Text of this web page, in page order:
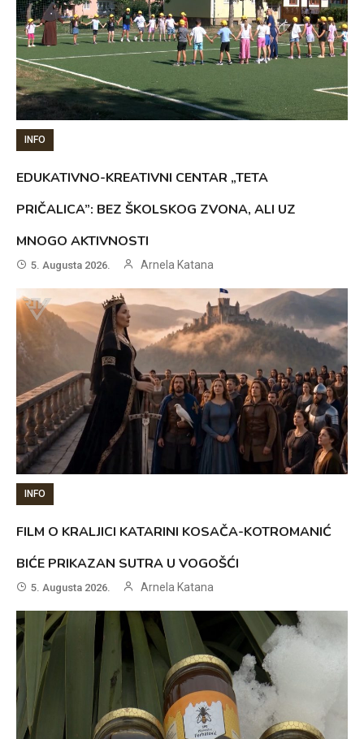
INFO
EDUKATIVNO-KREATIVNI CENTAR „TETA
PRIČALICA”: BEZ ŠKOLSKOG ZVONA, ALI UZ
MNOGO AKTIVNOSTI
5. Augusta 2026. Arnela Katana
INFO
FILM O KRALJICI KATARINI KOSAČA-KOTROMANIĆ
BIĆE PRIKAZAN SUTRA U VOGOŠĆI
5. Augusta 2026. Arnela Katana